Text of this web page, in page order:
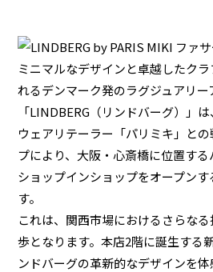
ミニマルなデザインと卓越したク
れるデンマーク発のラグジュアリー
「LINDBERG（リンドバーグ）」
ウェアリテーラー「パリミキ」と
プにより、大阪・心斎橋に位置す
ショップインショップをオープン
す。
これは、関西市場におけるさらな
歩となります。本店2階に誕生する
ンドバーグの革新的なデザインを